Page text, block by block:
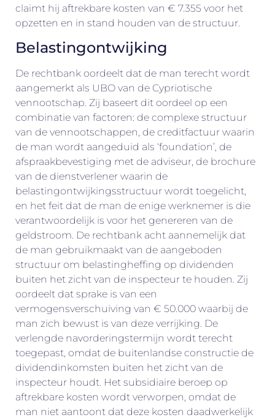
claimt hij aftrekbare kosten van € 7.355 voor het
opzetten en in stand houden van de structuur.
Belastingontwijking
De rechtbank oordeelt dat de man terecht wordt
aangemerkt als UBO van de Cypriotische
vennootschap. Zij baseert dit oordeel op een
combinatie van factoren: de complexe structuur
van de vennootschappen, de creditfactuur waarin
de man wordt aangeduid als ‘foundation’, de
afspraakbevestiging met de adviseur, de brochure
van de dienstverlener waarin de
belastingontwijkingsstructuur wordt toegelicht,
en het feit dat de man de enige werknemer is die
verantwoordelijk is voor het genereren van de
geldstroom. De rechtbank acht aannemelijk dat
de man gebruikmaakt van de aangeboden
structuur om belastingheffing op dividenden
buiten het zicht van de inspecteur te houden. Zij
oordeelt dat sprake is van een
vermogensverschuiving van € 50.000 waarbij de
man zich bewust is van deze verrijking. De
verlengde navorderingstermijn wordt terecht
toegepast, omdat de buitenlandse constructie de
dividendinkomsten buiten het zicht van de
inspecteur houdt. Het subsidiaire beroep op
aftrekbare kosten wordt verworpen, omdat de
man niet aantoont dat deze kosten daadwerkelijk